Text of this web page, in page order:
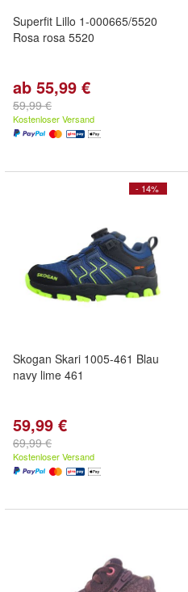
Superfit Lillo 1-000665/5520
Rosa rosa 5520
ab 55,99 €
59,99 €
Kostenloser Versand
- 14%
Skogan Skari 1005-461 Blau
navy lime 461
59,99 €
69,99 €
Kostenloser Versand